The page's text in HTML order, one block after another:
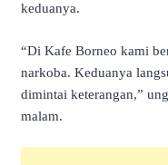
keduanya.
“Di Kafe Borneo kami
narkoba. Keduanya
dimintai keterangan,”
malam.